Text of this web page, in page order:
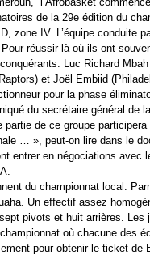
de la 29e édition du
zone IV. L’équipe conduite
réussir là où ils ont
Luc Richard
et Joël Embiid
pour la phase
du secrétaire général de
de ce groupe
… », peut-on lire dans le
entrer en négociations avec
du championnat local.
Un effectif assez
pivots et huit arrières. Les
où chacune des
pour obtenir le ticket de